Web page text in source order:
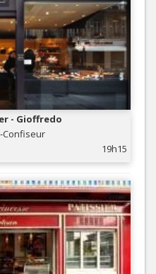
- Gioffredo
Confiseur
19h15